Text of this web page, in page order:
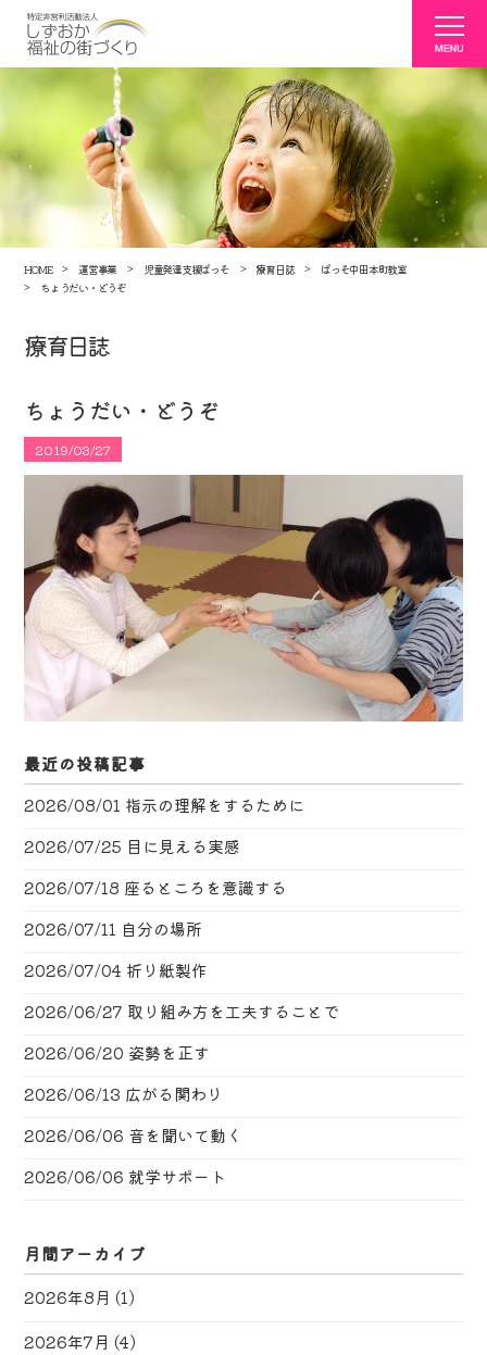
HOME 運営事業 児童発達支援ぱっそ 療育日誌
ぱっそ中田本町教室
ちょうだい・どうぞ
療育日誌
ちょうだい・どうぞ
2019/03/27
最近の投稿記事
2026/08/01 指示の理解をするために
2026/07/25 目に見える実感
2026/07/18 座るところを意識する
2026/07/11 自分の場所
2026/07/04 折り紙製作
2026/06/27 取り組み方を工夫することで
2026/06/20 姿勢を正す
2026/06/13 広がる関わり
2026/06/06 音を聞いて動く
2026/06/06 就学サポート
月間アーカイブ
2026年8月 (1)
2026年7月 (4)